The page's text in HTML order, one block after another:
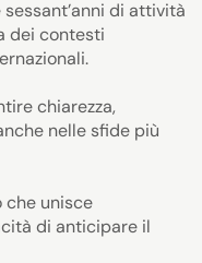
di attività
dei contesti
chiarezza,
nelle sfide più
che unisce
di anticipare il